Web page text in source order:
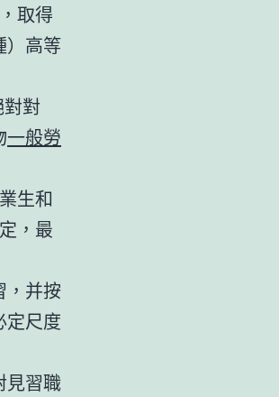
取得
）高等
對
一般勞
生和
，最
，并按
定尺度
見習職